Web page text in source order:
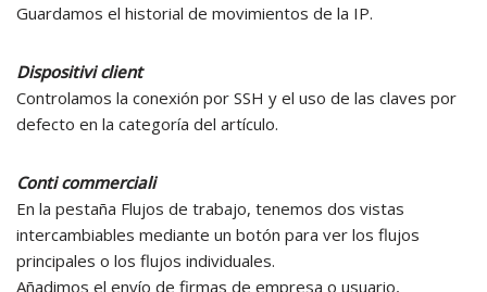
Guardamos el historial de movimientos de la IP.
Dispositivi client
Controlamos la conexión por SSH y el uso de las claves por
defecto en la categoría del artículo.
Conti commerciali
En la pestaña Flujos de trabajo, tenemos dos vistas
intercambiables mediante un botón para ver los flujos
principales o los flujos individuales.
Añadimos el envío de firmas de empresa o usuario,